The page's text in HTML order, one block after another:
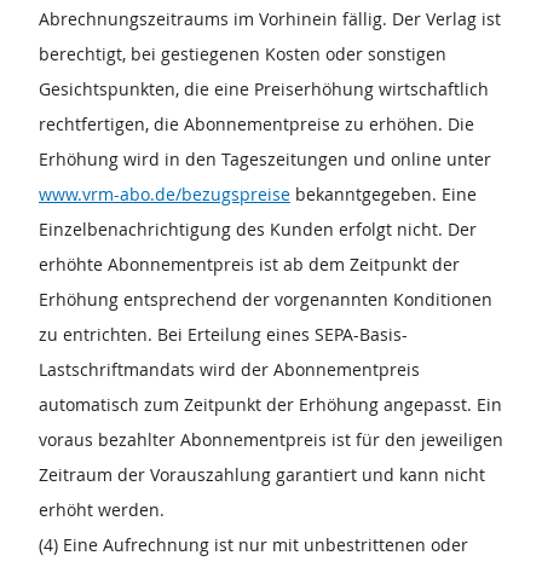
Abrechnungszeitraums im Vorhinein fällig. Der Verlag ist
berechtigt, bei gestiegenen Kosten oder sonstigen
Gesichtspunkten, die eine Preiserhöhung wirtschaftlich
rechtfertigen, die Abonnementpreise zu erhöhen. Die
Erhöhung wird in den Tageszeitungen und online unter
www.vrm-abo.de/bezugspreise bekanntgegeben. Eine
Einzelbenachrichtigung des Kunden erfolgt nicht. Der
erhöhte Abonnementpreis ist ab dem Zeitpunkt der
Erhöhung entsprechend der vorgenannten Konditionen
zu entrichten. Bei Erteilung eines SEPA-Basis-
Lastschriftmandats wird der Abonnementpreis
automatisch zum Zeitpunkt der Erhöhung angepasst. Ein
voraus bezahlter Abonnementpreis ist für den jeweiligen
Zeitraum der Vorauszahlung garantiert und kann nicht
erhöht werden.
(4) Eine Aufrechnung ist nur mit unbestrittenen oder